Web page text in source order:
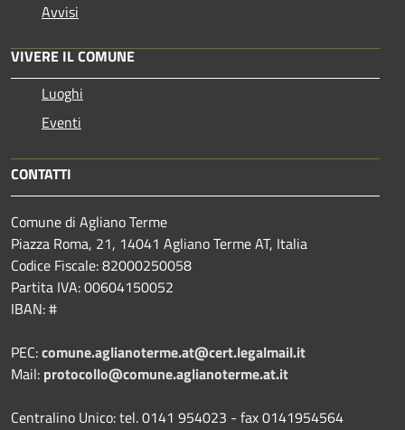
Avvisi
VIVERE IL COMUNE
Luoghi
Eventi
CONTATTI
Comune di Agliano Terme
Piazza Roma, 21, 14041 Agliano Terme AT, Italia
Codice Fiscale: 82000250058
Partita IVA: 00604150052
IBAN: #
PEC:comune.aglianoterme.at@cert.legalmail.it
Mail: protocollo@comune.aglianoterme.at.it
Centralino Unico: tel. 0141 954023 - fax 0141954564